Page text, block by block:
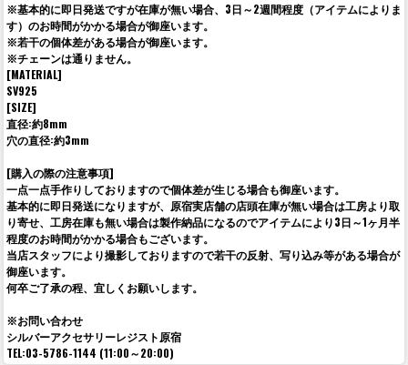
※基本的に即日発送ですが在庫が無い場合、3日～2週間程度（アイテムによりま
す）のお時間がかかる場合が御座います。
※若干の個体差がある場合が御座います。
※チェーンは通りません。
[MATERIAL]
SV925
[SIZE]
直径:約8mm
穴の直径:約3mm
[購入の際の注意事項]
一点一点手作りしておりますので個体差が生じる場合も御座います。
基本的に即日発送になりますが、原宿実店舗の店頭在庫が無い場合は工房より取
り寄せ、工房在庫も無い場合は製作納品になるのでアイテムにより3日～1ヶ月半
程度のお時間がかかる場合もございます。
当店スタッフにより撮影しておりますので若干の反射、写り込み等がある場合が
御座います。
何卒ご了承の程、宜しくお願いします。
※お問い合わせ
シルバーアクセサリーレジスト原宿
TEL:03-5786-1144 (11:00～20:00)